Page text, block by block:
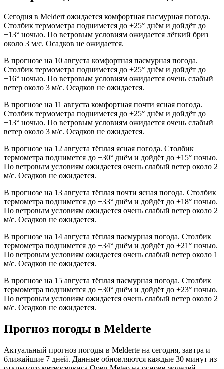
Сегодня в Meldert ожидается комфортная пасмурная погода.
Столбик термометра поднимется до +25° днём и дойдёт до
+13° ночью. По ветровым условиям ожидается лёгкий бриз
около 3 м/с. Осадков не ожидается.
В прогнозе на 10 августа комфортная пасмурная погода.
Столбик термометра поднимется до +25° днём и дойдёт до
+16° ночью. По ветровым условиям ожидается очень слабый
ветер около 3 м/с. Осадков не ожидается.
В прогнозе на 11 августа комфортная почти ясная погода.
Столбик термометра поднимется до +25° днём и дойдёт до
+13° ночью. По ветровым условиям ожидается очень слабый
ветер около 3 м/с. Осадков не ожидается.
В прогнозе на 12 августа тёплая ясная погода. Столбик
термометра поднимется до +30° днём и дойдёт до +15° ночью.
По ветровым условиям ожидается очень слабый ветер около 2
м/с. Осадков не ожидается.
В прогнозе на 13 августа тёплая почти ясная погода. Столбик
термометра поднимется до +33° днём и дойдёт до +18° ночью.
По ветровым условиям ожидается очень слабый ветер около 2
м/с. Осадков не ожидается.
В прогнозе на 14 августа тёплая пасмурная погода. Столбик
термометра поднимется до +34° днём и дойдёт до +21° ночью.
По ветровым условиям ожидается очень слабый ветер около 1
м/с. Осадков не ожидается.
В прогнозе на 15 августа тёплая пасмурная погода. Столбик
термометра поднимется до +30° днём и дойдёт до +23° ночью.
По ветровым условиям ожидается очень слабый ветер около 2
м/с. Осадков не ожидается.
Прогноз погоды в Meldertе
Актуальный прогноз погоды в Meldertе на сегодня, завтра и
ближайшие 7 дней. Данные обновляются каждые 30 минут из